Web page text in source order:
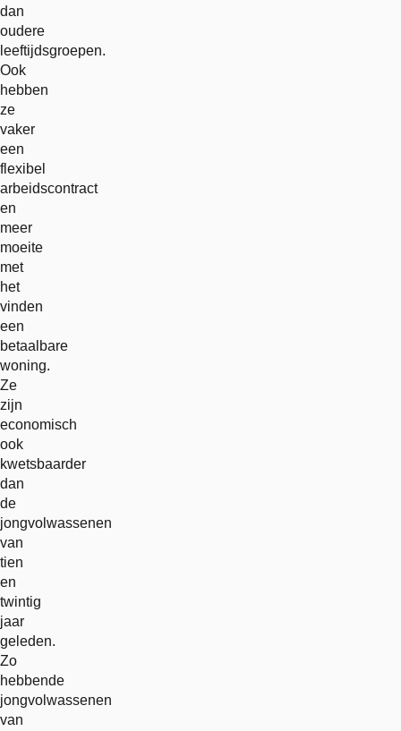
dan
oudere
leeftijdsgroepen.
Ook
hebben
ze
vaker
een
flexibel
arbeidscontract
en
meer
moeite
met
het
vinden
een
betaalbare
woning.
Ze
zijn
economisch
ook
kwetsbaarder
dan
de
jongvolwassenen
van
tien
en
twintig
jaar
geleden.
Zo
hebbende
jongvolwassenen
van